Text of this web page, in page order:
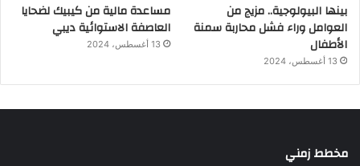
بينها البيولوجية.. مزيج من
العوامل وراء فشل محاربة سمنة
الأطفال
13 أغسطس، 2024
مساعدة مالية من كيبيك لضحايا
العاصفة الاستوائية ديبي
13 أغسطس، 2024
مخطط زمني